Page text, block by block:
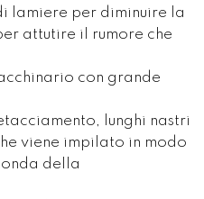
lamiere per diminuire la
attutire il rumore che
con grande
lunghi nastri
viene impilato in modo
della